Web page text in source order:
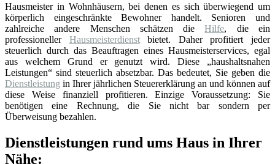
Hausmeister in Wohnhäusern, bei denen es sich überwiegend um
körperlich eingeschränkte Bewohner handelt. Senioren und
zahlreiche andere Menschen schätzen dieHilfe, die ein
professioneller Hausmeisterdienstbietet. Daher profitiert jeder
steuerlich durch das Beauftragen eines Hausmeisterservices, egal
aus welchem Grund er genutzt wird. Diese „haushaltsnahen
Leistungen“ sind steuerlich absetzbar. Das bedeutet, Sie geben die
Dienstleistung in Ihrer jährlichen Steuererklärung an und können auf
diese Weise finanziell profitieren. Einzige Voraussetzung: Sie
benötigen eine Rechnung, die Sie nicht bar sondern per
Überweisung bezahlen.
Dienstleistungen rund ums Haus in Ihrer
Nähe: